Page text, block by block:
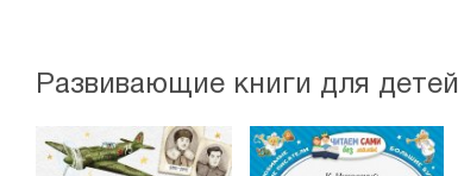
Развивающие книги для детей